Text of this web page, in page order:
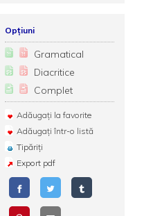
Opțiuni
Gramatical
Diacritice
Complet
Adăugați la favorite
Adăugați într-o listă
Tipăriți
Export pdf